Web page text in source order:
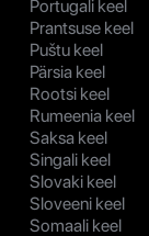
Portugali keel
Prantsuse keel
Puštu keel
Pärsia keel
Rootsi keel
Rumeenia keel
Saksa keel
Singali keel
Slovaki keel
Sloveeni keel
Somaali keel